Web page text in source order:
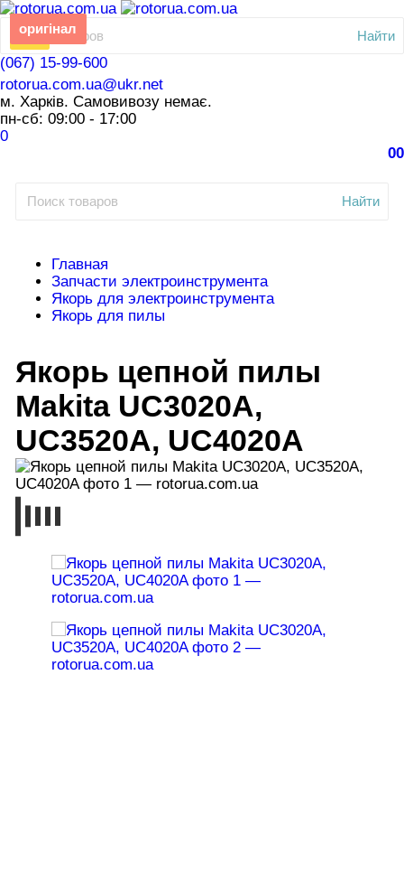
Найти
(067) 15-99-600
rotorua.com.ua@ukr.net
м. Харків. Самовивозу немає.
пн-сб: 09:00 - 17:00
0
00
Найти
Главная
Запчасти электроинструмента
Якорь для электроинструмента
Якорь для пилы
Якорь цепной пилы
Makita UC3020A,
UC3520A, UC4020A
СКИДКА
-5%
оригінал